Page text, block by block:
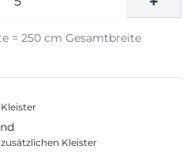
= 250 cm Gesamtbreite
Kleister